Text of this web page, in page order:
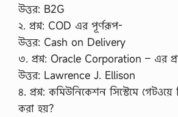
উত্তর: B2G
২. প্রশ্ন: COD এর পূর্ণরূপ-
উত্তর: Cash on Delivery
৩. প্রশ্ন: Oracle Corporation – এর
উত্তর: Lawrence J. Ellison
৪. প্রশ্ন: কমিউনিকেশন সিস্টেমে
করা হয়?